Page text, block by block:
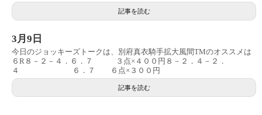
記事を読む
3月9日
今日のジョッキーズトークは、別府真衣騎手拡大風間TMのオススメは
６R８－２－４．６．７ ３点×４００円８－２．４－２．
４ ６．７ ６点×３００円
記事を読む